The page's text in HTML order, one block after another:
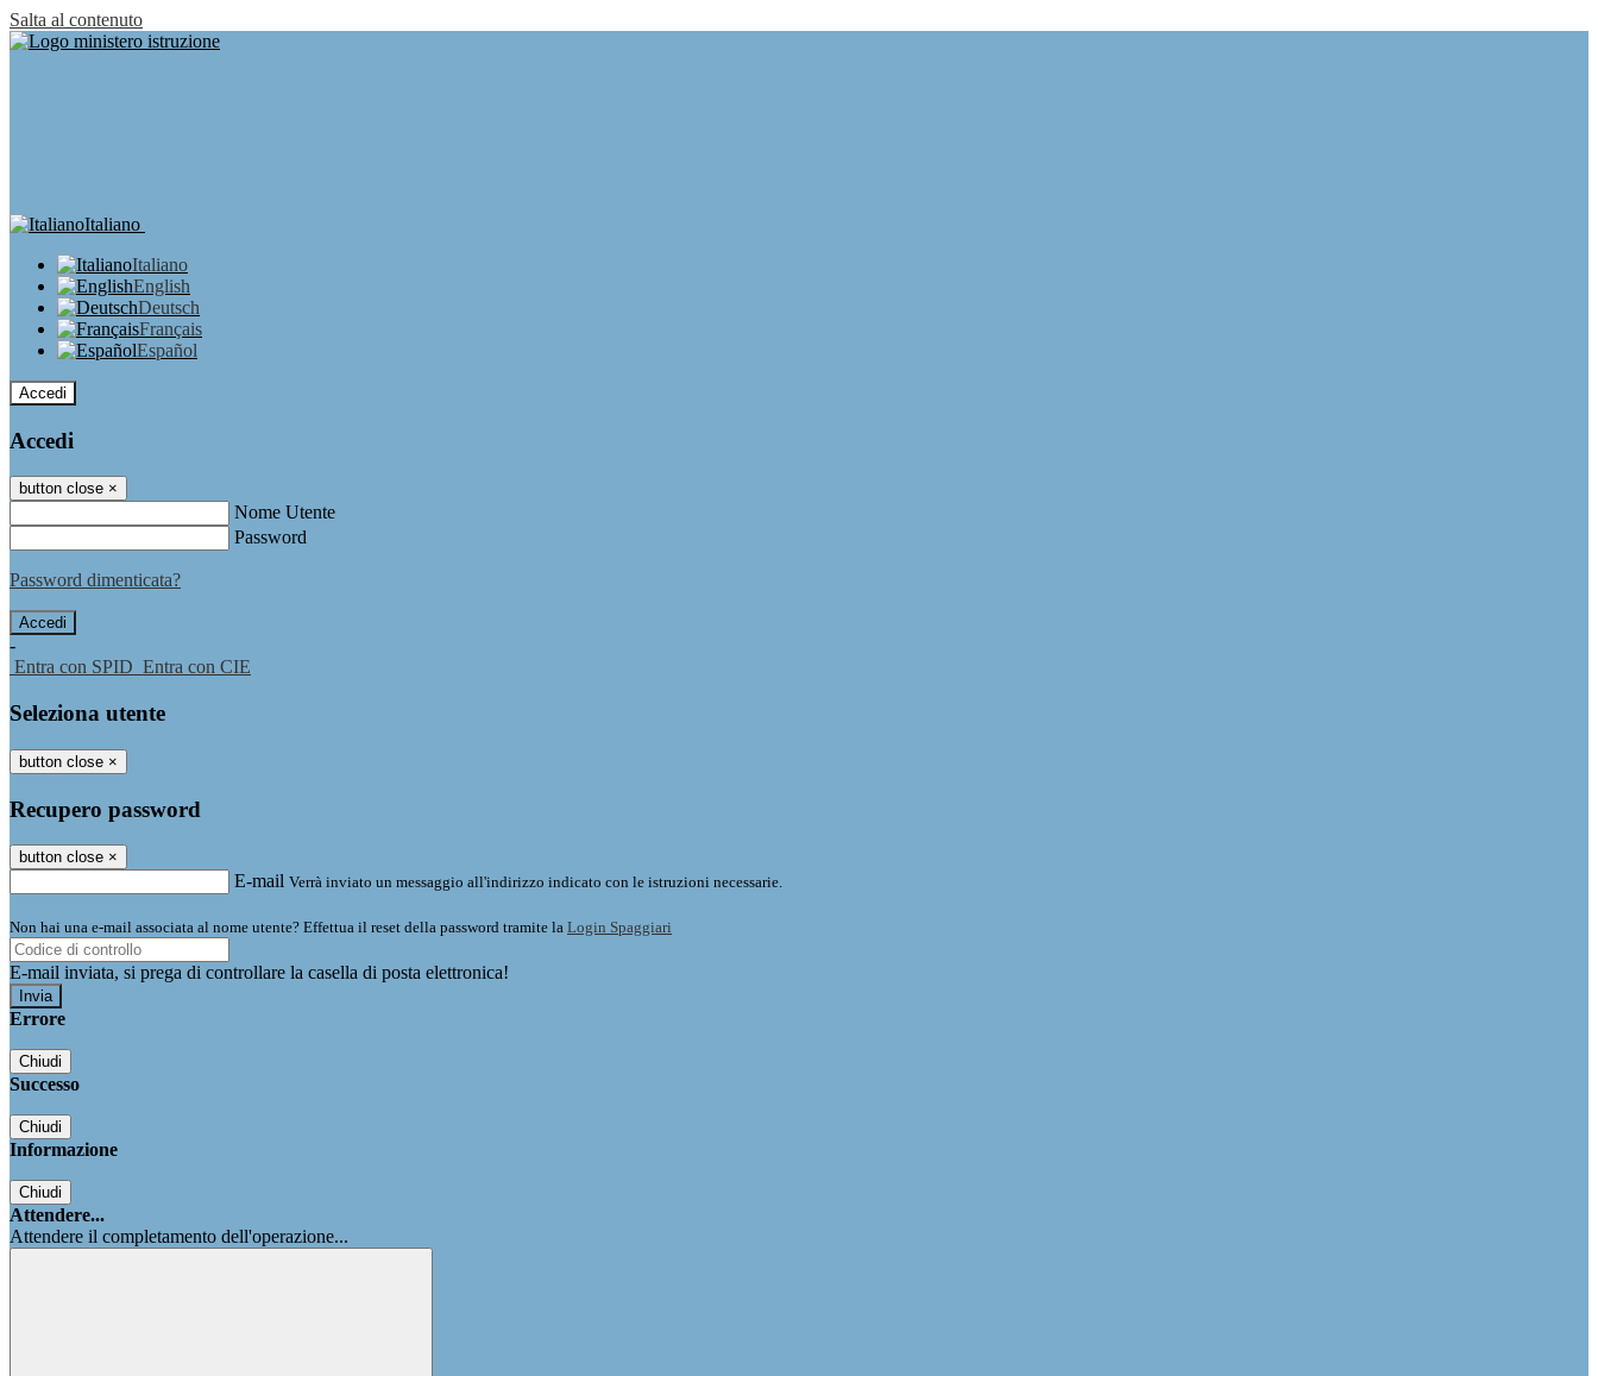
Salta al contenuto
Italiano
Italiano
English
Deutsch
Français
Español
Accedi
Accedi
button close ×
Nome Utente
Password
Password dimenticata?
-
Entra con SPID Entra con CIE
Seleziona utente
button close ×
Recupero password
button close ×
E-mail Verrà inviato un messaggio all'indirizzo indicato con le istruzioni necessarie.
Non hai una e-mail associata al nome utente? Effettua il reset della password tramite la Login Spaggiari
E-mail inviata, si prega di controllare la casella di posta elettronica!
Errore
Chiudi
Successo
Chiudi
Informazione
Chiudi
Attendere...
Attendere il completamento dell'operazione...